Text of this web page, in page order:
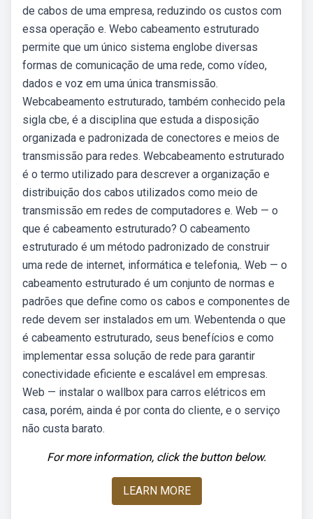
de cabos de uma empresa, reduzindo os custos com
essa operação e. Webo cabeamento estruturado
permite que um único sistema englobe diversas
formas de comunicação de uma rede, como vídeo,
dados e voz em uma única transmissão.
Webcabeamento estruturado, também conhecido pela
sigla cbe, é a disciplina que estuda a disposição
organizada e padronizada de conectores e meios de
transmissão para redes. Webcabeamento estruturado
é o termo utilizado para descrever a organização e
distribuição dos cabos utilizados como meio de
transmissão em redes de computadores e. Web — o
que é cabeamento estruturado? O cabeamento
estruturado é um método padronizado de construir
uma rede de internet, informática e telefonia,. Web — o
cabeamento estruturado é um conjunto de normas e
padrões que define como os cabos e componentes de
rede devem ser instalados em um. Webentenda o que
é cabeamento estruturado, seus benefícios e como
implementar essa solução de rede para garantir
conectividade eficiente e escalável em empresas.
Web — instalar o wallbox para carros elétricos em
casa, porém, ainda é por conta do cliente, e o serviço
não custa barato.
For more information, click the button below.
LEARN MORE